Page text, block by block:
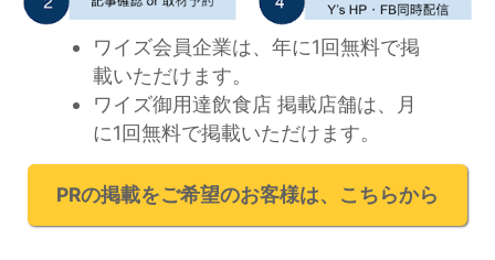
ワイズ会員企業は、年に1回無料で掲
載いただけます。
ワイズ御用達飲食店 掲載店舗は、月
に1回無料で掲載いただけます。
PRの掲載をご希望のお客様は、こちらから